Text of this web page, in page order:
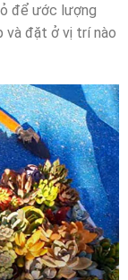
để ước lượng
và đặt ở vị trí nào